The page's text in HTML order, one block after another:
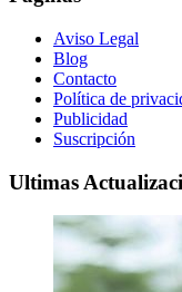
Aviso Legal
Blog
Contacto
Política de
Publicidad
Suscripción
Ultimas